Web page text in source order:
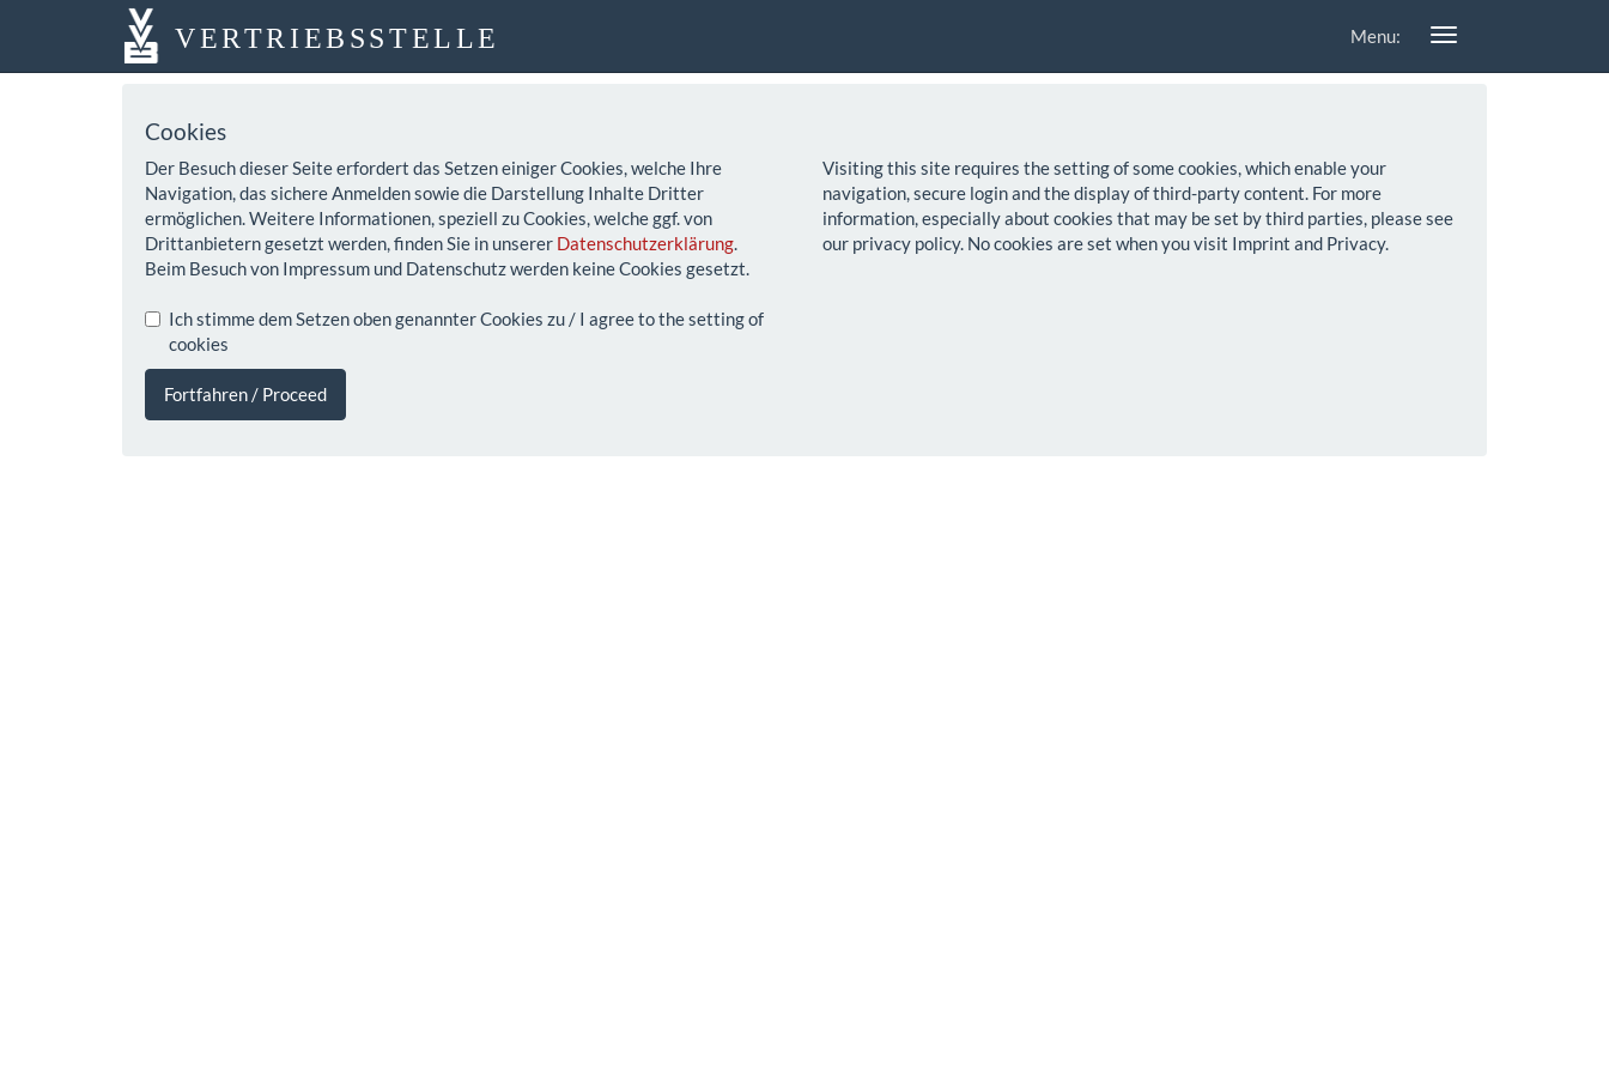
VERTRIEBSSTELLE Menu:
Cookies
Der Besuch dieser Seite erfordert das Setzen einiger Cookies, welche Ihre
Navigation, das sichere Anmelden sowie die Darstellung Inhalte Dritter
ermöglichen. Weitere Informationen, speziell zu Cookies, welche ggf. von
Drittanbietern gesetzt werden, finden Sie in unserer Datenschutzerklärung.
Beim Besuch von Impressum und Datenschutz werden keine Cookies gesetzt.
Ich stimme dem Setzen oben genannter Cookies zu / I agree to the setting of
cookies
Fortfahren / Proceed
Visiting this site requires the setting of some cookies, which enable your
navigation, secure login and the display of third-party content. For more
information, especially about cookies that may be set by third parties, please see
our privacy policy. No cookies are set when you visit Imprint and Privacy.